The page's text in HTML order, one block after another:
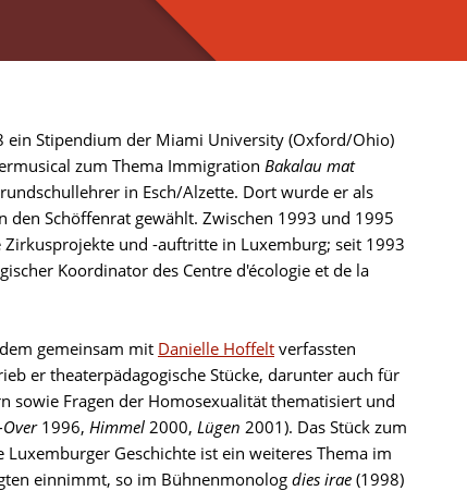
ein Stipendium der Miami University (Oxford/Ohio)
zum Thema Immigration Bakalau mat
in Esch/Alzette. Dort wurde er als
den Schöffenrat gewählt. Zwischen 1993 und 1995
und -auftritte in Luxemburg; seit 1993
Koordinator des Centre d'écologie et de la
gemeinsam mit Danielle Hoffelt verfassten
er theaterpädagogische Stücke, darunter auch für
sowie Fragen der Homosexualität thematisiert und
1996, Himmel 2000, Lügen 2001). Das Stück zum
Geschichte ist ein weiteres Thema im
einnimmt, so im Bühnenmonolog dies irae (1998)